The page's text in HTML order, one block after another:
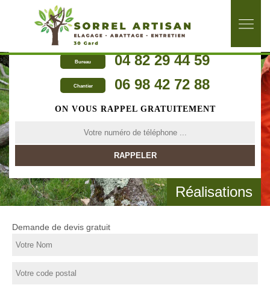
Bureau 04 82 29 44 59
Chantier 06 98 42 72 88
ON VOUS RAPPEL GRATUITEMENT
Réalisations
Demande de devis gratuit